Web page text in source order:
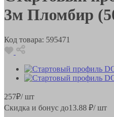
3м Пломбир
Код товара: 595471
257₽/ шт
Скидка и бонус до13.88 ₽/ шт